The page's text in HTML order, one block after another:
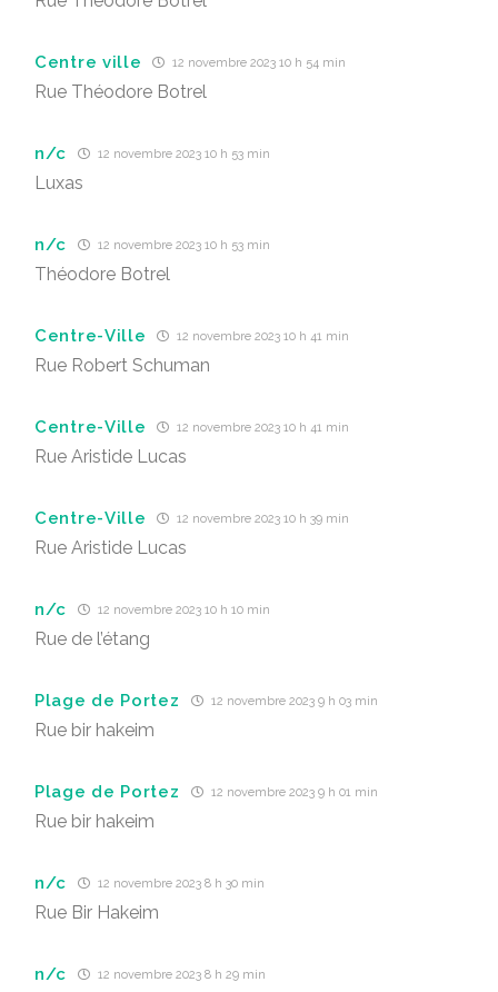
Centre ville 12 novembre 2023 10 h 54 min
Rue Théodore Botrel
n/c 12 novembre 2023 10 h 53 min
Luxas
n/c 12 novembre 2023 10 h 53 min
Théodore Botrel
Centre-Ville 12 novembre 2023 10 h 41 min
Rue Robert Schuman
Centre-Ville 12 novembre 2023 10 h 41 min
Rue Aristide Lucas
Centre-Ville 12 novembre 2023 10 h 39 min
Rue Aristide Lucas
n/c 12 novembre 2023 10 h 10 min
Rue de l’étang
Plage de Portez 12 novembre 2023 9 h 03 min
Rue bir hakeim
Plage de Portez 12 novembre 2023 9 h 01 min
Rue bir hakeim
n/c 12 novembre 2023 8 h 30 min
Rue Bir Hakeim
n/c 12 novembre 2023 8 h 29 min